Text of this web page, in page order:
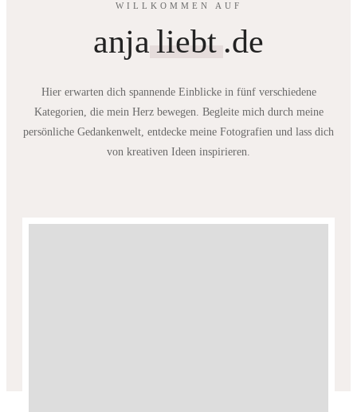
WILLKOMMEN AUF
anja liebt .de
Hier erwarten dich spannende Einblicke in fünf verschiedene
Kategorien, die mein Herz bewegen. Begleite mich durch meine
persönliche Gedankenwelt, entdecke meine Fotografien und lass dich
von kreativen Ideen inspirieren.